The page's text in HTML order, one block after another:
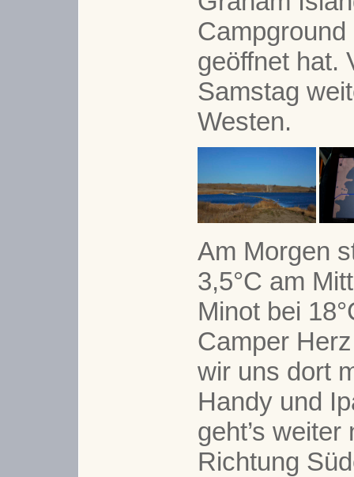
geöffnet hat.
Samstag
Westen.
Am Morgen
3,5°C am
Minot bei
Camper
wir uns dort
Handy und
geht’s
Richtung